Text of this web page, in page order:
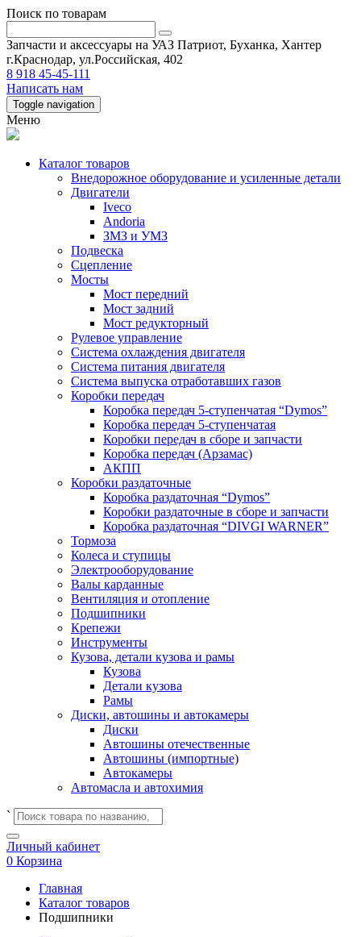
Поиск по товарам
Запчасти и аксессуары на УАЗ Патриот, Буханка, Хантер
г.Краснодар, ул.Российская, 402
8 918 45-45-111
Написать нам
Toggle navigation
Меню
Каталог товаров
Внедорожное оборудование и усиленные детали
Двигатели
Iveco
Andoria
ЗМЗ и УМЗ
Подвеска
Сцепление
Мосты
Мост передний
Мост задний
Мост редукторный
Рулевое управление
Система охлаждения двигателя
Система питания двигателя
Система выпуска отработавших газов
Коробки передач
Коробка передач 5-ступенчатая “Dymos”
Коробка передач 5-ступенчатая
Коробки передач в сборе и запчасти
Коробка передач (Арзамас)
АКПП
Коробки раздаточные
Коробка раздаточная “Dymos”
Коробки раздаточные в сборе и запчасти
Коробка раздаточная “DIVGI WARNER”
Тормоза
Колеса и ступицы
Электрооборудование
Валы карданные
Вентиляция и отопление
Подшипники
Крепежи
Инструменты
Кузова, детали кузова и рамы
Кузова
Детали кузова
Рамы
Диски, автошины и автокамеры
Диски
Автошины отечественные
Автошины (импортные)
Автокамеры
Автомасла и автохимия
`
Личный кабинет
0 Корзина
Главная
Каталог товаров
Подшипники